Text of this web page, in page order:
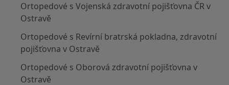
Ortopedové s Vojenská zdravotní pojišťovna ČR v
Ostravě
Ortopedové s Revírní bratrská pokladna, zdravotní
pojišťovna v Ostravě
Ortopedové s Oborová zdravotní pojišťovna v
Ostravě